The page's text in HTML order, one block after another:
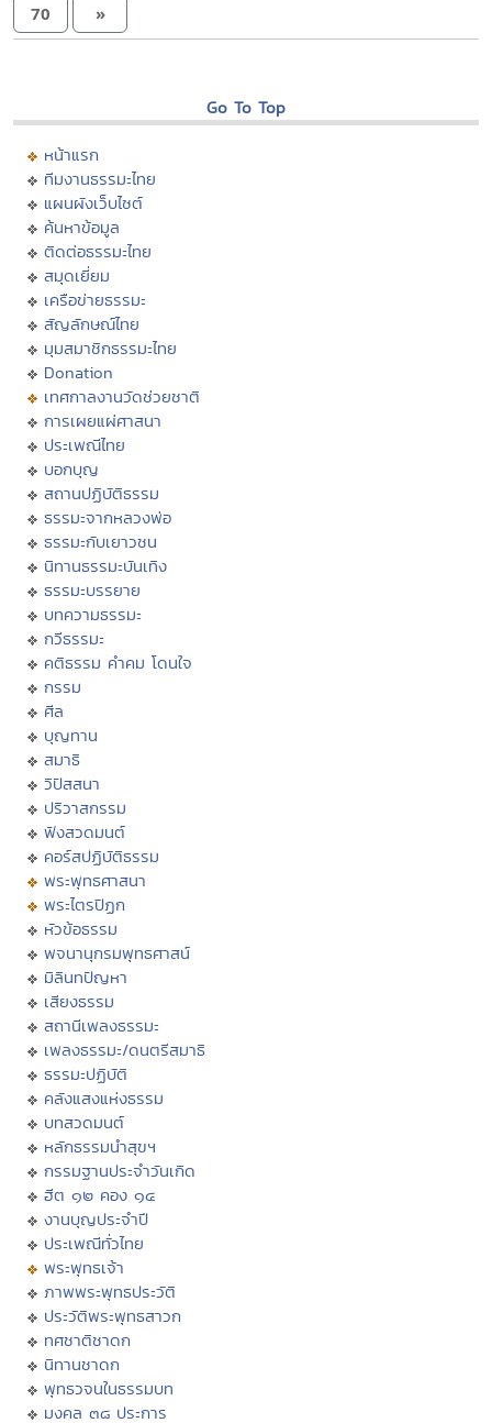
70 »
Go To Top
หน้าแรก
ทีมงานธรรมะไทย
แผนผังเว็บไซต์
ค้นหาข้อมูล
ติดต่อธรรมะไทย
สมุดเยี่ยม
เครือข่ายธรรมะ
สัญลักษณ์ไทย
มุมสมาชิกธรรมะไทย
Donation
เทศกาลงานวัดช่วยชาติ
การเผยแผ่ศาสนา
ประเพณีไทย
บอกบุญ
สถานปฏิบัติธรรม
ธรรมะจากหลวงพ่อ
ธรรมะกับเยาวชน
นิทานธรรมะบันเทิง
ธรรมะบรรยาย
บทความธรรมะ
กวีธรรมะ
คติธรรม คำคม โดนใจ
กรรม
ศีล
บุญทาน
สมาธิ
วิปัสสนา
ปริวาสกรรม
ฟังสวดมนต์
คอร์สปฏิบัติธรรม
พระพุทธศาสนา
พระไตรปิฏก
หัวข้อธรรม
พจนานุกรมพุทธศาสน์
มิลินทปัญหา
เสียงธรรม
สถานีเพลงธรรมะ
เพลงธรรมะ/ดนตรีสมาธิ
ธรรมะปฏิบัติ
คลังแสงแห่งธรรม
บทสวดมนต์
หลักธรรมนำสุขฯ
กรรมฐานประจำวันเกิด
ฮีต ๑๒ คอง ๑๔
งานบุญประจำปี
ประเพณีทั่วไทย
พระพุทธเจ้า
ภาพพระพุทธประวัติ
ประวัติพระพุทธสาวก
ทศชาติชาดก
นิทานชาดก
พุทธวจนในธรรมบท
มงคล ๓๘ ประการ